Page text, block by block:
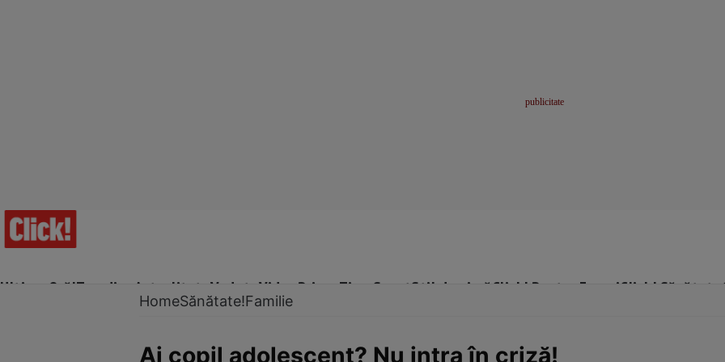
Ultima Oră!Trending Actualitate Vedete Video Prime Time SportStil de viațăClick! Pentru FemeiClick! Sănătate
HomeSănătate!Familie
Ai copil adolescent? Nu intra în criză!